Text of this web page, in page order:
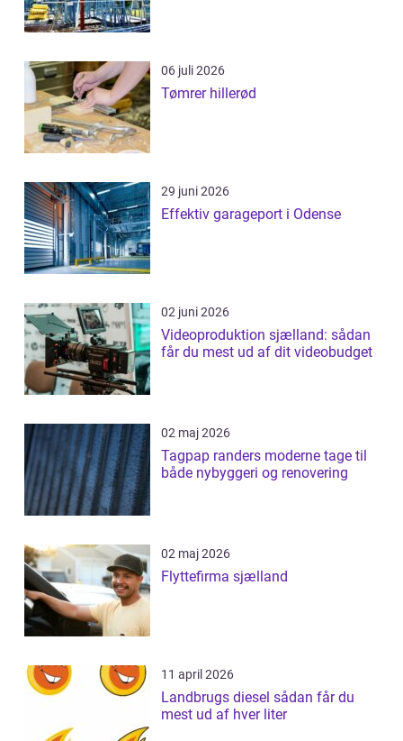
06 juli 2026
Tømrer hillerød
29 juni 2026
Effektiv garageport i Odense
02 juni 2026
Videoproduktion sjælland: sådan
får du mest ud af dit videobudget
02 maj 2026
Tagpap randers moderne tage til
både nybyggeri og renovering
02 maj 2026
Flyttefirma sjælland
11 april 2026
Landbrugs diesel sådan får du
mest ud af hver liter